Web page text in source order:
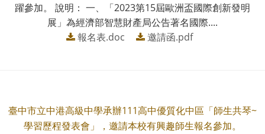
躍參加。 說明： 一、「2023第15屆歐洲盃國際創新發明
展」為經濟部智慧財產局公告著名國際....
報名表.doc
邀請函.pdf
臺中市立中港高級中學承辦111高中優質化中區「師生共琴~
學習歷程發表會」，邀請本校有興趣師生報名參加。